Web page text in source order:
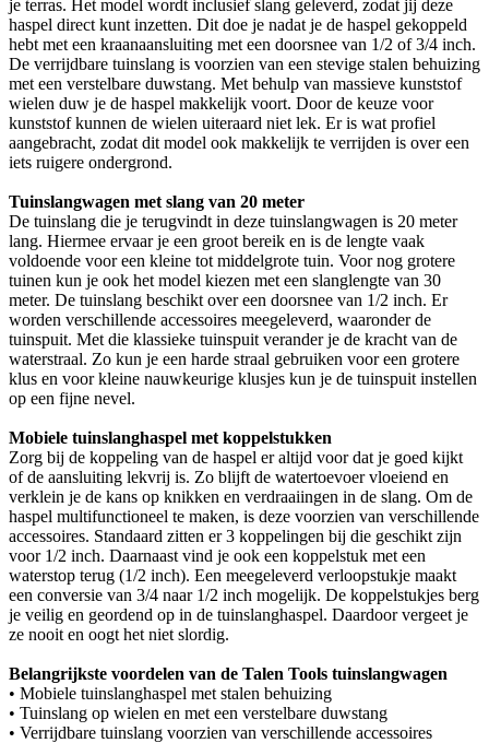
je terras. Het model wordt inclusief slang geleverd, zodat jij deze
haspel direct kunt inzetten. Dit doe je nadat je de haspel gekoppeld
hebt met een kraanaansluiting met een doorsnee van 1/2 of 3/4 inch.
De verrijdbare tuinslang is voorzien van een stevige stalen behuizing
met een verstelbare duwstang. Met behulp van massieve kunststof
wielen duw je de haspel makkelijk voort. Door de keuze voor
kunststof kunnen de wielen uiteraard niet lek. Er is wat profiel
aangebracht, zodat dit model ook makkelijk te verrijden is over een
iets ruigere ondergrond.
Tuinslangwagen met slang van 20 meter
De tuinslang die je terugvindt in deze tuinslangwagen is 20 meter
lang. Hiermee ervaar je een groot bereik en is de lengte vaak
voldoende voor een kleine tot middelgrote tuin. Voor nog grotere
tuinen kun je ook het model kiezen met een slanglengte van 30
meter. De tuinslang beschikt over een doorsnee van 1/2 inch. Er
worden verschillende accessoires meegeleverd, waaronder de
tuinspuit. Met die klassieke tuinspuit verander je de kracht van de
waterstraal. Zo kun je een harde straal gebruiken voor een grotere
klus en voor kleine nauwkeurige klusjes kun je de tuinspuit instellen
op een fijne nevel.
Mobiele tuinslanghaspel met koppelstukken
Zorg bij de koppeling van de haspel er altijd voor dat je goed kijkt
of de aansluiting lekvrij is. Zo blijft de watertoevoer vloeiend en
verklein je de kans op knikken en verdraaiingen in de slang. Om de
haspel multifunctioneel te maken, is deze voorzien van verschillende
accessoires. Standaard zitten er 3 koppelingen bij die geschikt zijn
voor 1/2 inch. Daarnaast vind je ook een koppelstuk met een
waterstop terug (1/2 inch). Een meegeleverd verloopstukje maakt
een conversie van 3/4 naar 1/2 inch mogelijk. De koppelstukjes berg
je veilig en geordend op in de tuinslanghaspel. Daardoor vergeet je
ze nooit en oogt het niet slordig.
Belangrijkste voordelen van de Talen Tools tuinslangwagen
• Mobiele tuinslanghaspel met stalen behuizing
• Tuinslang op wielen en met een verstelbare duwstang
• Verrijdbare tuinslang voorzien van verschillende accessoires